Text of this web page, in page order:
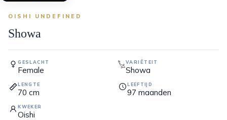
OISHI UNDEFINED
Showa
GESLACHT
Female
VARIËTEIT
Showa
LENGTE
70 cm
LEEFTIJD
97 maanden
KWEKER
Oishi